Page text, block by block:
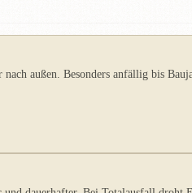
außen. Besonders anfällig bis